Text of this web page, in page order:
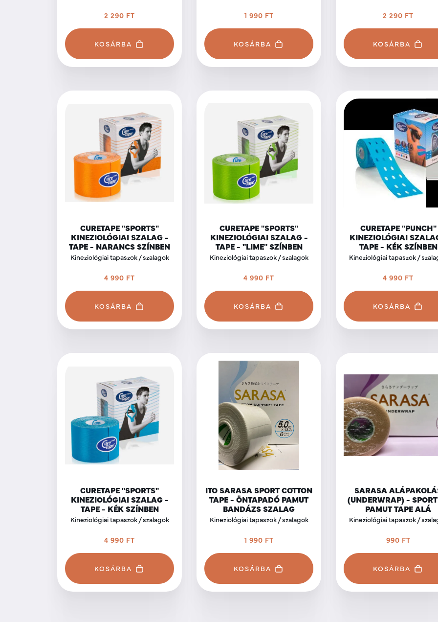
2 290 FT
KOSÁRBA
1 990 FT
KOSÁRBA
2 290 FT
KOSÁRBA
CURETAPE "SPORTS"
KINEZIOLÓGIAI SZALAG -
TAPE - NARANCS SZÍNBEN
Kineziológiai tapaszok / szalagok
4 990 FT
KOSÁRBA
CURETAPE "SPORTS"
KINEZIOLÓGIAI SZALAG -
TAPE - "LIME" SZÍNBEN
Kineziológiai tapaszok / szalagok
4 990 FT
KOSÁRBA
CURETAPE "PUNCH"
KINEZIOLÓGIAI
TAPE - KÉK SZÍNBEN
Kineziológiai tapaszok /
4 990 FT
KOSÁRBA
CURETAPE "SPORTS"
KINEZIOLÓGIAI SZALAG -
TAPE - KÉK SZÍNBEN
Kineziológiai tapaszok / szalagok
4 990 FT
KOSÁRBA
ITO SARASA SPORT COTTON
TAPE - ÖNTAPADÓ PAMUT
BANDÁZS SZALAG
Kineziológiai tapaszok / szalagok
1 990 FT
KOSÁRBA
SARASA
(UNDERWRAP) -
PAMUT TAPE ALÁ
Kineziológiai tapaszok /
990 FT
KOSÁRBA